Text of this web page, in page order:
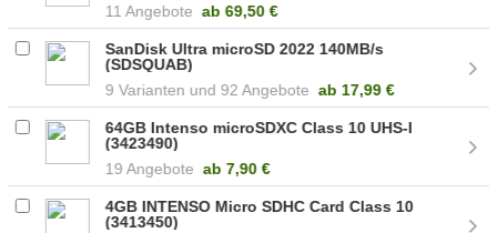
11 Angebote ab 69,50 €
SanDisk Ultra microSD 2022 140MB/s
(SDSQUAB)
9
92 Angebote ab 17,99 €
64GB Intenso microSDXC Class 10 UHS-I
(3423490)
19 Angebote ab 7,90 €
4GB INTENSO Micro SDHC Card Class 10
(3413450)